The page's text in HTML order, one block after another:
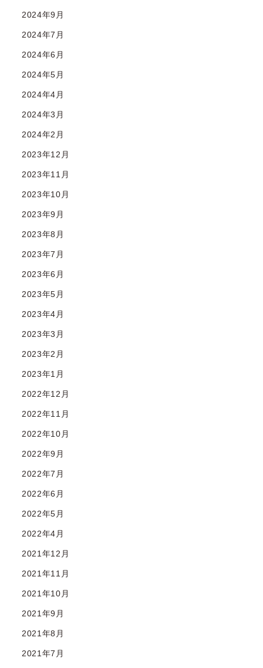
2024年9月
2024年7月
2024年6月
2024年5月
2024年4月
2024年3月
2024年2月
2023年12月
2023年11月
2023年10月
2023年9月
2023年8月
2023年7月
2023年6月
2023年5月
2023年4月
2023年3月
2023年2月
2023年1月
2022年12月
2022年11月
2022年10月
2022年9月
2022年7月
2022年6月
2022年5月
2022年4月
2021年12月
2021年11月
2021年10月
2021年9月
2021年8月
2021年7月